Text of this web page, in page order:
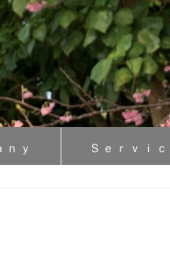
ｎｙ Ｓｅｒｖｉｃ